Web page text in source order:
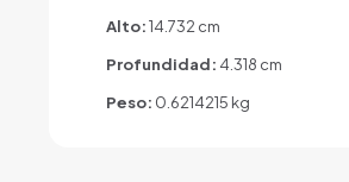
Alto:14.732 cm
Profundidad: 4.318 cm
Peso: 0.6214215 kg